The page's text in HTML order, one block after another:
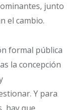
junto
el cambio.
formal pública
la concepción
Y para